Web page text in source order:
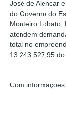
José de Alencar
do Governo do
Monteiro Lobato,
atendem
total no
13.243.527,95 do
Com